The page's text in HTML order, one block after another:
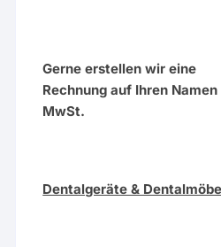
Gerne erstellen wir eine
Rechnung auf Ihren
MwSt.
Dentalgeräte &